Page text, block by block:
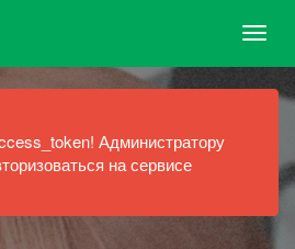
Администратору
на сервисе